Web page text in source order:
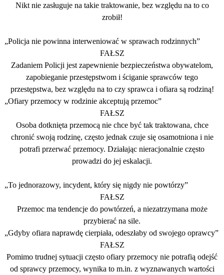
Nikt nie zasługuje na takie traktowanie, bez względu na to co
zrobił!
„Policja nie powinna interweniować w sprawach rodzinnych”
FAŁSZ
Zadaniem Policji jest zapewnienie bezpieczeństwa obywatelom,
zapobieganie przestępstwom i ściganie sprawców tego
przestępstwa, bez względu na to czy sprawca i ofiara są rodziną!
„Ofiary przemocy w rodzinie akceptują przemoc”
FAŁSZ
Osoba dotknięta przemocą nie chce być tak traktowana, chce
chronić swoją rodzinę, często jednak czuje się osamotniona i nie
potrafi przerwać przemocy. Działając nieracjonalnie często
prowadzi do jej eskalacji.
„To jednorazowy, incydent, który się nigdy nie powtórzy”
FAŁSZ
Przemoc ma tendencje do powtórzeń, a niezatrzymana może
przybierać na sile.
„Gdyby ofiara naprawdę cierpiała, odeszłaby od swojego oprawcy”
FAŁSZ
Pomimo trudnej sytuacji często ofiary przemocy nie potrafią odejść
od sprawcy przemocy, wynika to m.in. z wyznawanych wartości